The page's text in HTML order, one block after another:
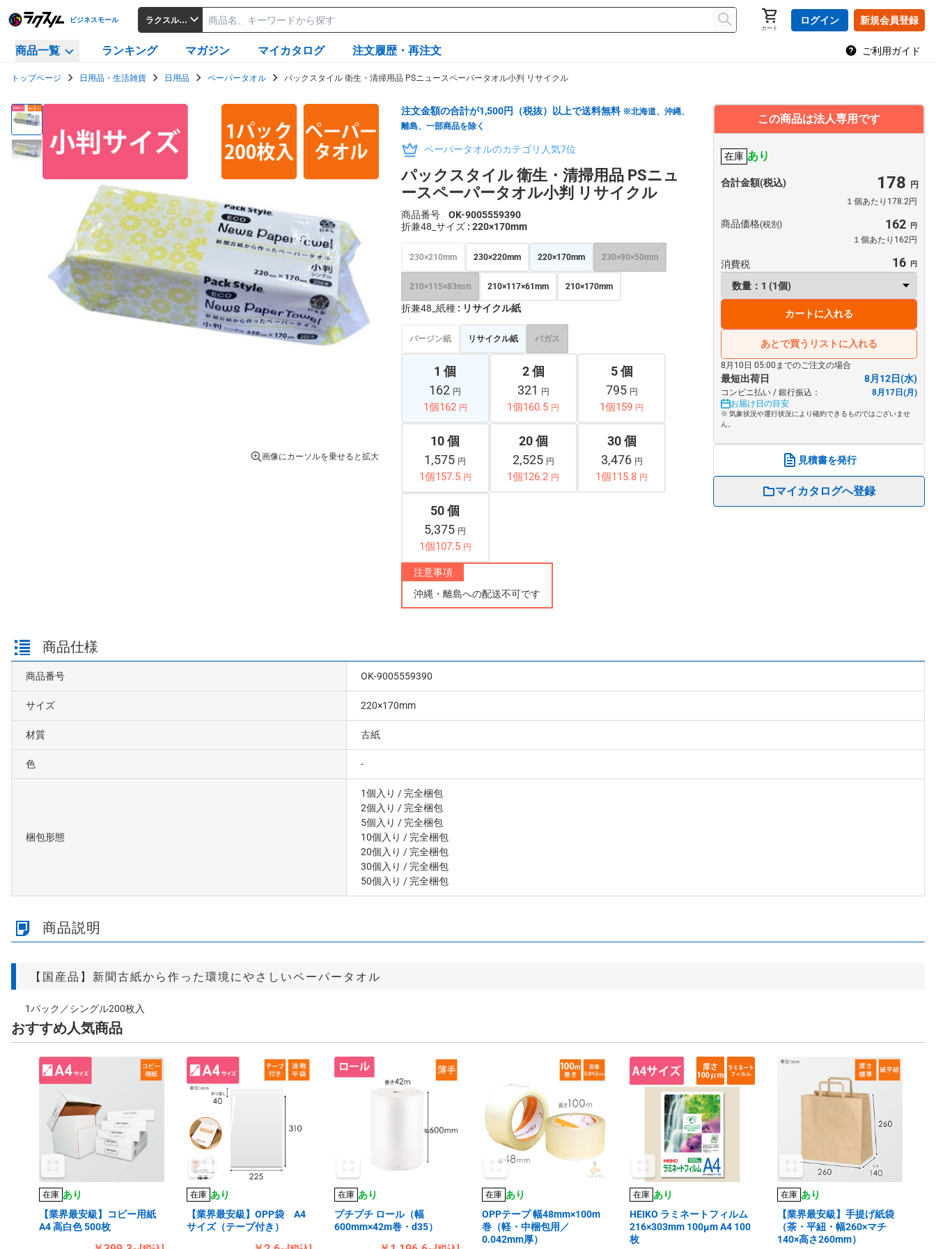
ビジネスモール ラクスルビジネスモール
カート
ログイン 新規会員登録
商品一覧 ランキング マガジン マイカタログ 注文履歴・再注文 ご利用ガイド
トップページ 日用品・生活雑貨 日用品 ペーパータオル パックスタイル 衛生・清掃用品 PSニュースペーパータオル小判 リサイクル
画像にカーソルを乗せると拡大
注文金額の合計が1,500円（税抜）以上で送料無料 ※北海道、沖縄、
離島、一部商品を除く
ペーパータオルのカテゴリ人気7位
パックスタイル 衛生・清掃用品 PSニュ
ースペーパータオル小判 リサイクル
商品番号
OK-9005559390
折兼48_サイズ : 220×170mm
230×210mm 230×220mm 220×170mm 230×90×50mm
210×115×83mm 210×117×61mm 210×170mm
折兼48_紙種 : リサイクル紙
バージン紙 リサイクル紙 バガス
1 個
162 円
1個162 円
2 個
321 円
1個160.5 円
5 個
795 円
1個159 円
10 個
1,575 円
1個157.5 円
20 個
2,525 円
1個126.2 円
30 個
3,476 円
1個115.8 円
50 個
5,375 円
1個107.5 円
注意事項
沖縄・離島への配送不可です
この商品は法人専用です
在庫 あり
合計金額(税込) 178
１個あたり178.2円
商品価格(税別) 162
１個あたり162円
消費税 16
カートに入れる
あとで買うリストに入れる
8月10日 05:00までのご注文の場合
最短出荷日 8月12日(水)
コンビニ払い / 銀行振込：
8月17日(月)
お届け日の目安
※ 気象状況や運行状況により確約できるものではございませ
ん。
見積書を発行
マイカタログへ登録
商品仕様
商品番号 OK-9005559390
サイズ 220×170mm
材質 古紙
色 -
梱包形態
1個入り / 完全梱包
2個入り / 完全梱包
5個入り / 完全梱包
10個入り / 完全梱包
20個入り / 完全梱包
30個入り / 完全梱包
50個入り / 完全梱包
商品説明
【国産品】新聞古紙から作った環境にやさしいペーパータオル
1パック／シングル200枚入
おすすめ人気商品
在庫 あり
【業界最安級】コピー用紙
A4 高白色 500枚
在庫 あり
【業界最安級】OPP袋 A4
サイズ（テープ付き）
在庫 あり
プチプチ ロール（幅
600mm×42m巻・d35）
在庫 あり
OPPテープ 幅48mm×100m
巻（軽・中梱包用／
0.042mm厚）
在庫 あり
HEIKO ラミネートフィルム
216×303mm 100μm A4 100
枚
在庫 あり
【業界最安級】手提げ紙袋
（茶・平紐・幅260×マチ
140×高さ260mm）